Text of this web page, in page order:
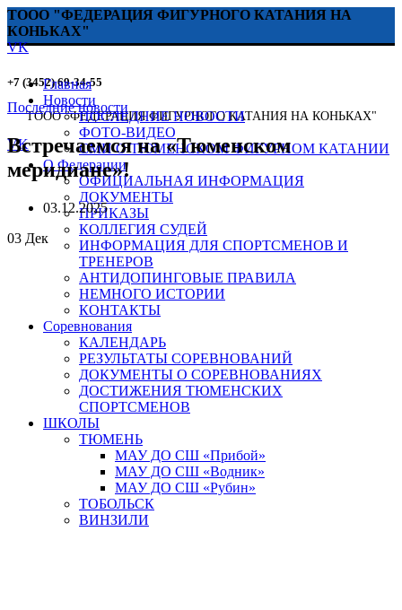
ТООО "ФЕДЕРАЦИЯ ФИГУРНОГО КАТАНИЯ НА
КОНЬКАХ"
VK
+7 (3452) 69-34-55
ТООО "ФЕДЕРАЦИЯ ФИГУРНОГО КАТАНИЯ НА КОНЬКАХ"
VK
Главная
Новости
ПОСЛЕДНИЕ НОВОСТИ
ФОТО-ВИДЕО
СМИ О ТЮМЕНСКОМ ФИГУРНОМ КАТАНИИ
О Федерации
ОФИЦИАЛЬНАЯ ИНФОРМАЦИЯ
ДОКУМЕНТЫ
ПРИКАЗЫ
КОЛЛЕГИЯ СУДЕЙ
ИНФОРМАЦИЯ ДЛЯ СПОРТСМЕНОВ И
ТРЕНЕРОВ
АНТИДОПИНГОВЫЕ ПРАВИЛА
НЕМНОГО ИСТОРИИ
КОНТАКТЫ
Соревнования
КАЛЕНДАРЬ
РЕЗУЛЬТАТЫ СОРЕВНОВАНИЙ
ДОКУМЕНТЫ О СОРЕВНОВАНИЯХ
ДОСТИЖЕНИЯ ТЮМЕНСКИХ
СПОРТСМЕНОВ
ШКОЛЫ
ТЮМЕНЬ
МАУ ДО СШ «Прибой»
МАУ ДО СШ «Водник»
МАУ ДО СШ «Рубин»
ТОБОЛЬСК
ВИНЗИЛИ
Последние новости
Встречаемся на «Тюменском
меридиане»!
03.12.2025
03 Дек